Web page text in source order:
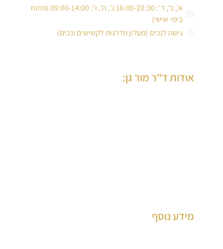
א', ב', ד': 16:00-20:30 ג', ה', ו': 09:00-14:00 (פתוח
בימי שישי)
גישה לנכים (מעלון מדרגות לקשישים ונכים)
אודות ד"ר מור גן:
מידע נוסף